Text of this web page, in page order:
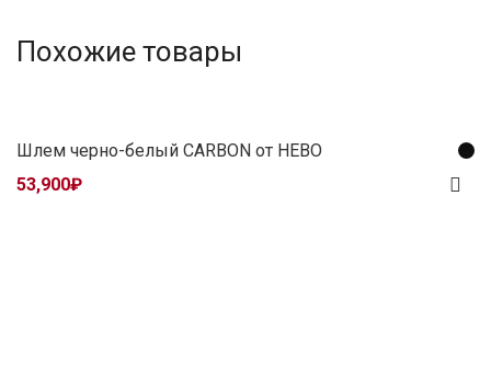
Похожие товары
Шлем черно-белый CARBON от HEBO
53,900₽